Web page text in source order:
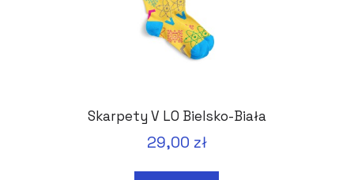
Skarpety V LO Bielsko-Biała
29,00 zł